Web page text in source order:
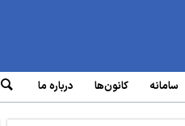
سامانه‌ کانون‌ها درباره ما